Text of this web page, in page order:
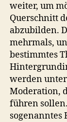
weiter, um
Querschnitt
abzubilden.
mehrmals,
bestimmtes
werden
Moderation,
führen
sogenanntes